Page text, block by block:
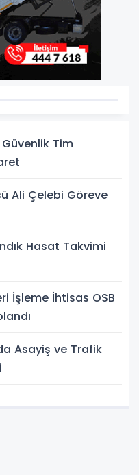
Tim
Ali Çelebi Göreve
Hasat Takvimi
İşleme İhtisas OSB
Asayiş ve Trafik